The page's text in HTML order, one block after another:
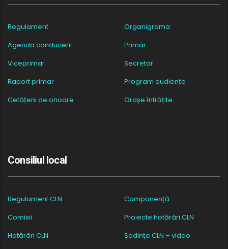
Regulament
Organigrama
Agenda conducerii
Primar
Viceprimar
Secretar
Raport primar
Program audiențe
Cetățeni de onoare
Orașe înfrățite
Consiliul local
Regulament CLN
Componență
Comisii
Proiecte hotărâri CLN
Hotărâri CLN
Ședințe CLN – video